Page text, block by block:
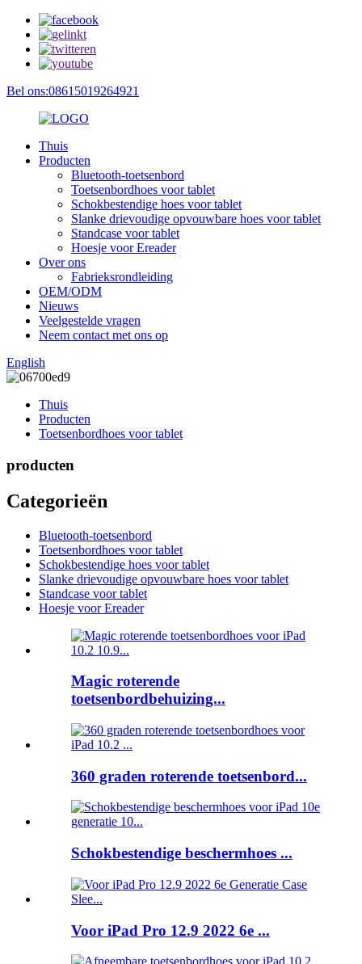
Bel ons:08615019264921
Thuis
Producten
Bluetooth-toetsenbord
Toetsenbordhoes voor tablet
Schokbestendige hoes voor tablet
Slanke drievoudige opvouwbare hoes voor tablet
Standcase voor tablet
Hoesje voor Ereader
Over ons
Fabrieksrondleiding
OEM/ODM
Nieuws
Veelgestelde vragen
Neem contact met ons op
English
Thuis
Producten
Toetsenbordhoes voor tablet
producten
Categorieën
Bluetooth-toetsenbord
Toetsenbordhoes voor tablet
Schokbestendige hoes voor tablet
Slanke drievoudige opvouwbare hoes voor tablet
Standcase voor tablet
Hoesje voor Ereader
Magic roterende
toetsenbordbehuizing...
360 graden roterende toetsenbord...
Schokbestendige beschermhoes ...
Voor iPad Pro 12.9 2022 6e ...